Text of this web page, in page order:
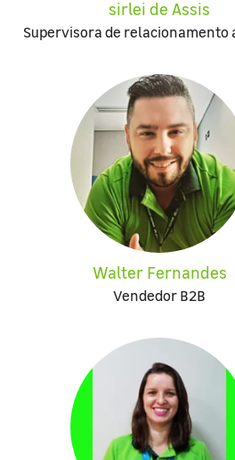
sirlei de Assis
Supervisora de relacionamento
Walter Fernandes
Vendedor B2B